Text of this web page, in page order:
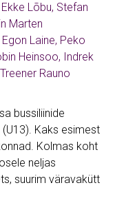
Lõbu, Stefan
Marten
Laine, Peko
Heinsoo, Indrek
Rauno
bussiliinide
Kaks esimest
Kolmas koht
neljas
suurim väravakütt